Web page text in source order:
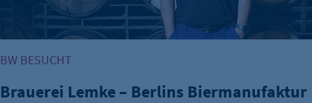
BW BESUCHT
Brauerei Lemke – Berlins Biermanufaktur